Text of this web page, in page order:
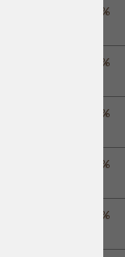
42%
70%
40%
70%
72%